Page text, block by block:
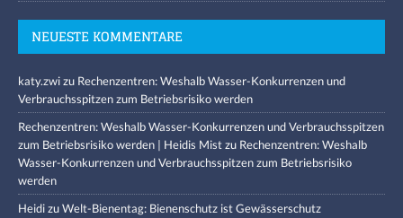
NEUESTE KOMMENTARE
katy.zwizu Rechenzentren: Weshalb Wasser-Konkurrenzen und
Verbrauchsspitzen zum Betriebsrisiko werden
Rechenzentren: Weshalb Wasser-Konkurrenzen und Verbrauchsspitzen
zum Betriebsrisiko werden | Heidis Mistzu Rechenzentren: Weshalb
Wasser-Konkurrenzen und Verbrauchsspitzen zum Betriebsrisiko
werden
HeidizuWelt-Bienentag: Bienenschutz ist Gewässerschutz